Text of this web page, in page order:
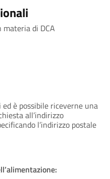
di DCA
è possibile riceverne una
all’indirizzo
l’indirizzo postale